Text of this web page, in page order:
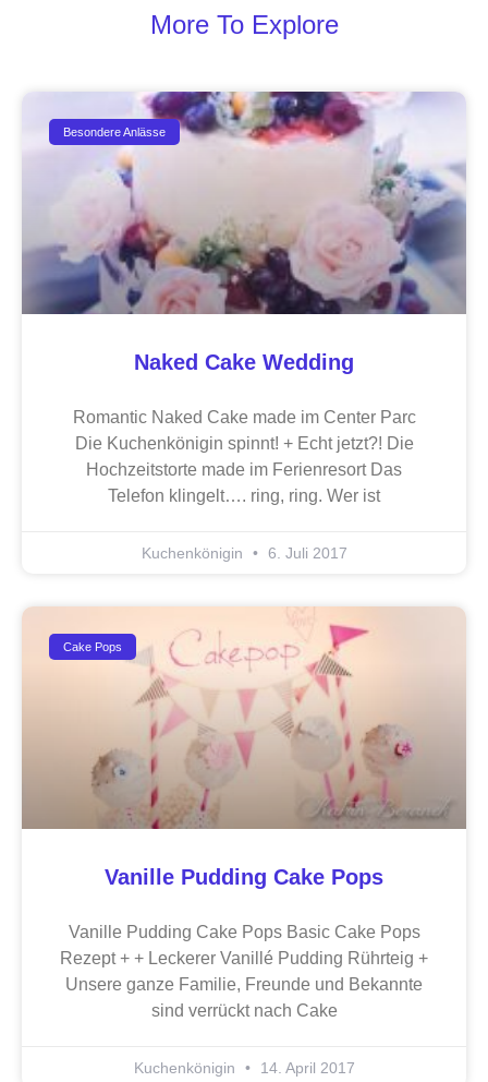
More To Explore
Besondere Anlässe
Naked Cake Wedding
Romantic Naked Cake made im Center Parc
Die Kuchenkönigin spinnt! + Echt jetzt?! Die
Hochzeitstorte made im Ferienresort Das
Telefon klingelt…. ring, ring. Wer ist
Kuchenkönigin 6. Juli 2017
Cake Pops
Vanille Pudding Cake Pops
Vanille Pudding Cake Pops Basic Cake Pops
Rezept + + Leckerer Vanillé Pudding Rührteig +
Unsere ganze Familie, Freunde und Bekannte
sind verrückt nach Cake
Kuchenkönigin 14. April 2017